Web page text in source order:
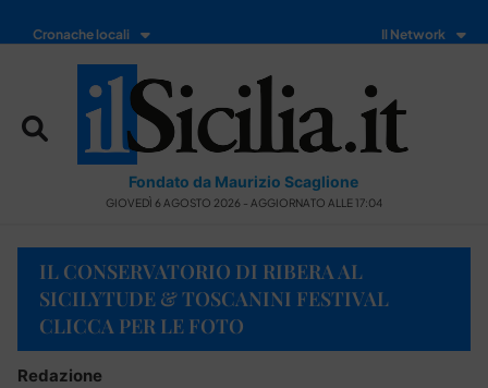
Cronache locali Il Network
Fondato da Maurizio Scaglione
GIOVEDÌ 6 AGOSTO 2026 - AGGIORNATO ALLE 17:04
IL CONSERVATORIO DI RIBERA AL
SICILYTUDE & TOSCANINI FESTIVAL
CLICCA PER LE FOTO
Redazione